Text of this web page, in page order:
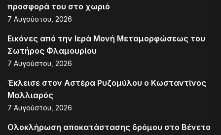
προσφορά του στο χωριό
7 Αυγούστου, 2026
Εικόνες από την Ιερά Μονή Μεταμορφώσεως του
Σωτήρος Φλαμουρίου
7 Αυγούστου, 2026
Έκλεισε στον Αστέρα Ρυζομύλου ο Κωσταντίνος
Μαλλιαρός
7 Αυγούστου, 2026
Ολοκλήρωση αποκατάστασης δρόμου στο Βένετο